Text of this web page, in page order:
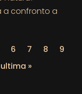
a confronto a
6 7 8
9
ultima »